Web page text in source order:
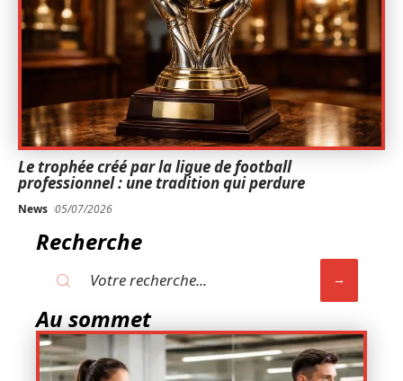
Le trophée créé par la ligue de football
professionnel : une tradition qui perdure
News 05/07/2026
Recherche
Au sommet